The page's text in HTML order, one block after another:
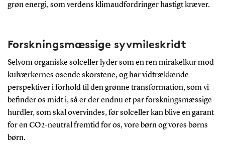
grøn energi, som verdens klimaudfordringer hastigt kræver.
Forskningsmæssige syvmileskridt
Selvom organiske solceller lyder som en ren mirakelkur mod
kulværkernes osende skorstene, og har vidtrækkende
perspektiver i forhold til den grønne transformation, som vi
befinder os midt i, så er der endnu et par forskningsmæssige
hurdler, som skal overvindes, før solceller kan blive en garant
for en CO2-neutral fremtid for os, vore børn og vores børns
børn.